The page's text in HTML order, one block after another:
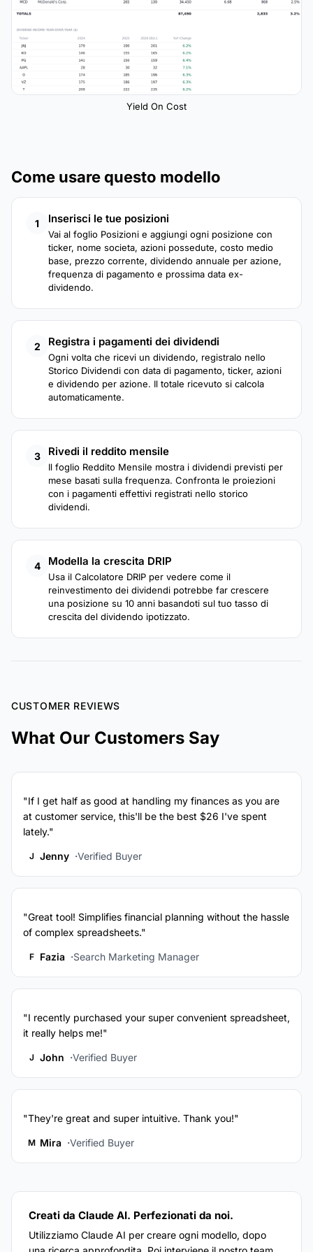
Yield On Cost
Come usare questo modello
1 Inserisci le tue posizioni
Vai al foglio Posizioni e aggiungi ogni posizione con
ticker, nome societa, azioni possedute, costo medio
base, prezzo corrente, dividendo annuale per azione,
frequenza di pagamento e prossima data ex-
dividendo.
2 Registra i pagamenti dei dividendi
Ogni volta che ricevi un dividendo, registralo nello
Storico Dividendi con data di pagamento, ticker, azioni
e dividendo per azione. Il totale ricevuto si calcola
automaticamente.
3 Rivedi il reddito mensile
Il foglio Reddito Mensile mostra i dividendi previsti per
mese basati sulla frequenza. Confronta le proiezioni
con i pagamenti effettivi registrati nello storico
dividendi.
4 Modella la crescita DRIP
Usa il Calcolatore DRIP per vedere come il
reinvestimento dei dividendi potrebbe far crescere
una posizione su 10 anni basandoti sul tuo tasso di
crescita del dividendo ipotizzato.
CUSTOMER REVIEWS
What Our Customers Say
"If I get half as good at handling my finances as you are
at customer service, this'll be the best $26 I've spent
lately."
J Jenny Verified Buyer
"Great tool! Simplifies financial planning without the hassle
of complex spreadsheets."
F Fazia Search Marketing Manager
"I recently purchased your super convenient spreadsheet,
it really helps me!"
J John Verified Buyer
"They're great and super intuitive. Thank you!"
M Mira Verified Buyer
Creati da Claude AI. Perfezionati da noi.
Utilizziamo Claude AI per creare ogni modello, dopo